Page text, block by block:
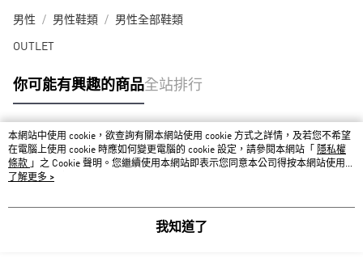
男性 男性鞋類 男性全部鞋類
OUTLET
你可能有興趣的商品全站排行
熱門標籤
本網站中使用 cookie，欲查詢有關本網站使用 cookie 方式之詳情，及若您不希望
在電腦上使用 cookie 時應如何變更電腦的 cookie 設定，請參閱本網站「
隱私權
條款 」之 Cookie 聲明。您繼續使用本網站即表示您同意本公司得按本網站使用條
款之 Cookie 聲明使用 cookie。
了解更多 >
我知道了